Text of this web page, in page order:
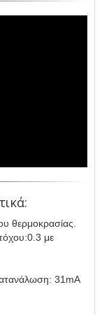
θερμοκρασίας.
με
31mA